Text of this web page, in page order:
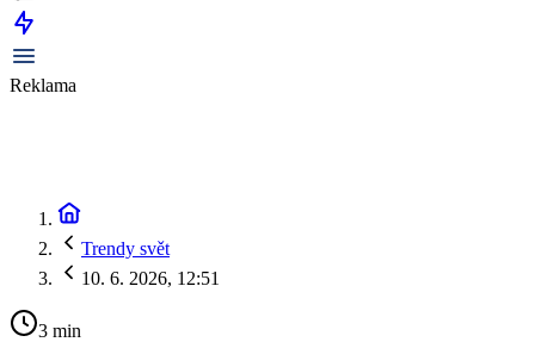
Reklama
Trendy svět
10. 6. 2026, 12:51
3 min